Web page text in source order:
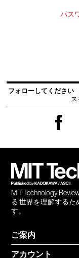
パス
フォローしてください
MIT Technology
る 世界を理解する
す。
ご案内
アカウント